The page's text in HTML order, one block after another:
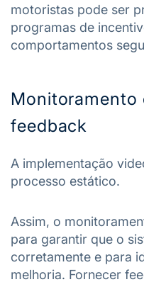
motoristas pode ser
programas de
comportamentos
Monitoramento
feedback
A implementação
processo estático.
Assim, o
para garantir que o
corretamente e para
melhoria. Fornecer